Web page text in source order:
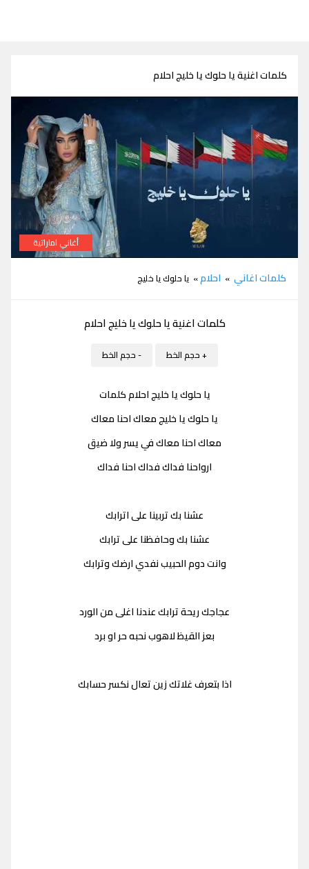
كلمات اغنية يا حلوك يا خليج احلام
أغاني اماراتية
كلمات اغاني » احلام» يا حلوك يا خليج
كلمات اغنية يا حلوك يا خليج احلام
+ حجم الخط - حجم الخط
يا حلوك يا خليج احلام كلمات
يا حلوك يا خليج معاك احنا معاك
معاك احنا معاك في يسر ولا ضيق
ارواحنا فداك فداك احنا فداك
عشنا بك تربينا على اترابك
عشنا بك وحافظنا على ترابك
وانت دوم الحبيب نفدي ارضك وترابك
عجاجك ريحة ترابك عندنا اغلى من الورد
بعز القيظ لاهوب نحبه حر او برد
اذا بتعرف غلاتك زين تعال نكسر حسابك